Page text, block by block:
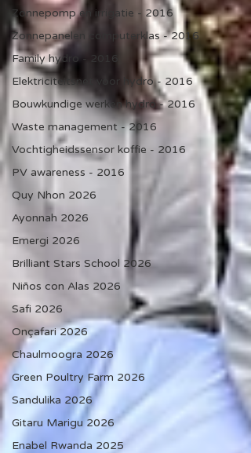
Zonnepomp en irrigatie - 2016
Zonnepanelen computerklas - 2016
Family hydro - 2016
Elektriciteitsnet voor hydro - 2016
Bouwkundige werken hydro - 2016
Waste management - 2016
Vochtigheidssensor koffie - 2016
PV awareness - 2016
Quy Nhon 2026
Ayonnah 2026
Emergi 2026
Brilliant Stars School 2026
Niños con Alas 2026
Safi 2026
Onçafari 2026
Chaulmoogra 2026
Green Poultry Farm 2026
Sandulika 2026
Gitaru Marigu 2026
Enabel Rwanda 2025